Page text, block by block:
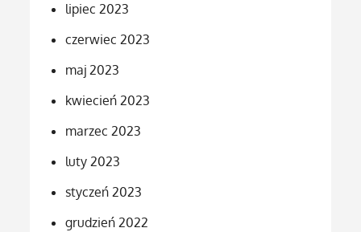
lipiec 2023
czerwiec 2023
maj 2023
kwiecień 2023
marzec 2023
luty 2023
styczeń 2023
grudzień 2022